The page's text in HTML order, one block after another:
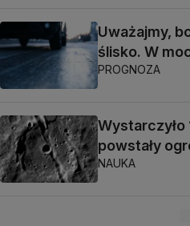
Uważajmy,
ślisko. W
PROGNOZA
Wystarczyło
powstały
NAUKA